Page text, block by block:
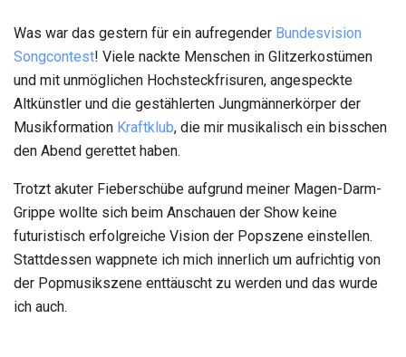
Was war das gestern für ein aufregender Bundesvision
Songcontest! Viele nackte Menschen in Glitzerkostümen
und mit unmöglichen Hochsteckfrisuren, angespeckte
Altkünstler und die gestählerten Jungmännerkörper der
Musikformation Kraftklub, die mir musikalisch ein bisschen
den Abend gerettet haben.
Trotzt akuter Fieberschübe aufgrund meiner Magen-Darm-
Grippe wollte sich beim Anschauen der Show keine
futuristisch erfolgreiche Vision der Popszene einstellen.
Stattdessen wappnete ich mich innerlich um aufrichtig von
der Popmusikszene enttäuscht zu werden und das wurde
ich auch.